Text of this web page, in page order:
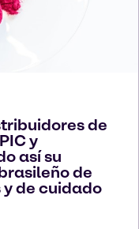
de
y
así su
de
de cuidado